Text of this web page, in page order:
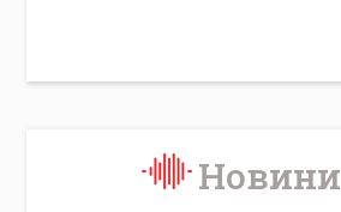
Новини